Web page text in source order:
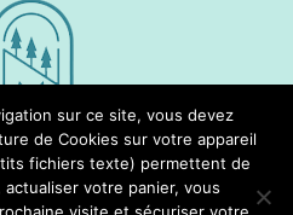
Suivre
sur ce site, vous devez
de Cookies sur votre appareil
fichiers texte) permettent de
votre panier, vous